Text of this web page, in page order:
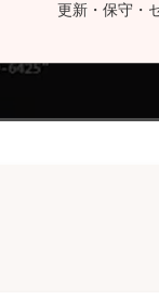
更新・保守・